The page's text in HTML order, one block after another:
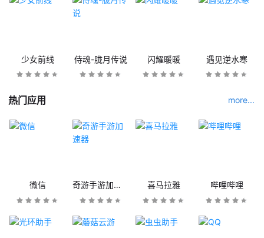
少女前线 侍魂-胧月传说 闪耀暖暖 遇见逆水寒
热门应用 more...
微信 奇游手游加速器 喜马拉雅 哔哩哔哩